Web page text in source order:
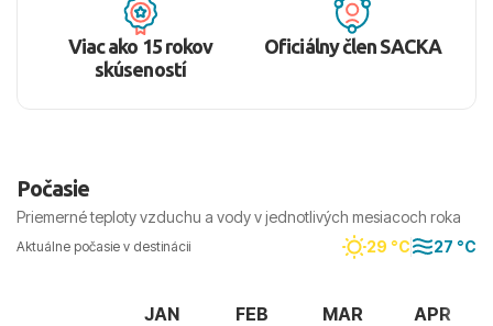
Viac ako 15 rokov
skúseností
Oficiálny člen SACKA
Počasie
Priemerné teploty vzduchu a vody v jednotlivých mesiacoch roka
Aktuálne počasie v destinácii 29 °C 27 °C
JAN
FEB
MAR
APR